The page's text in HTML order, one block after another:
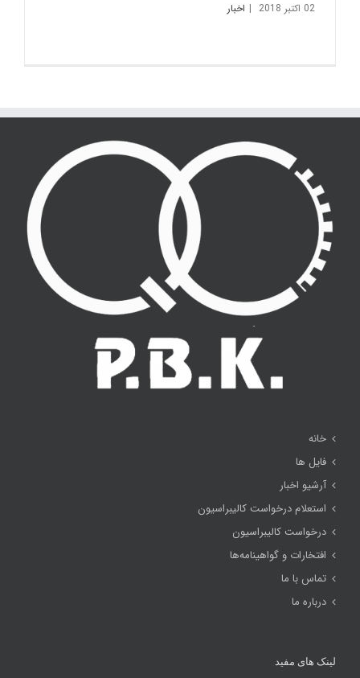
02 اکتبر 2018 | اخبار
خانه
فایل ها
آرشیو اخبار
استعلام درخواست کالیبراسیون
درخواست کالیبراسیون
افتخارات و گواهینامه‌ها
تماس با ما
درباره ما
لینک های مفید